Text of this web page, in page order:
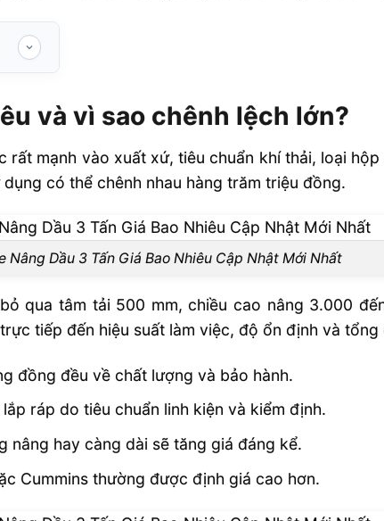
trời
nào
và vì sao chênh lệch lớn?
rất mạnh vào xuất xứ, tiêu chuẩn khí thải, loại
có thể chênh nhau hàng trăm triệu đồng.
Nâng Dầu 3 Tấn Giá Bao Nhiêu Cập Nhật Mới Nhất
qua tâm tải 500 mm, chiều cao nâng 3.000
tiếp đến hiệu suất làm việc, độ ổn định và tổng
đồng đều về chất lượng và bảo hành.
ráp do tiêu chuẩn linh kiện và kiểm định.
nâng hay càng dài sẽ tăng giá đáng kể.
Cummins thường được định giá cao hơn.